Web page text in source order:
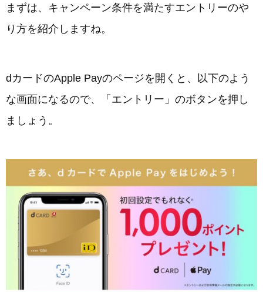
まずは、キャンペーン条件を満たすエントリーのや
り方を紹介しますね。
dカードのApple Payのページを開くと、以下のよう
な画面になるので、「エントリー」のボタンを押し
ましょう。